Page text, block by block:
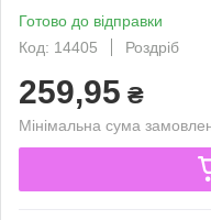
Готово до відправки
Код: 14405
Роздріб
259,95 ₴
Мінімальна сума